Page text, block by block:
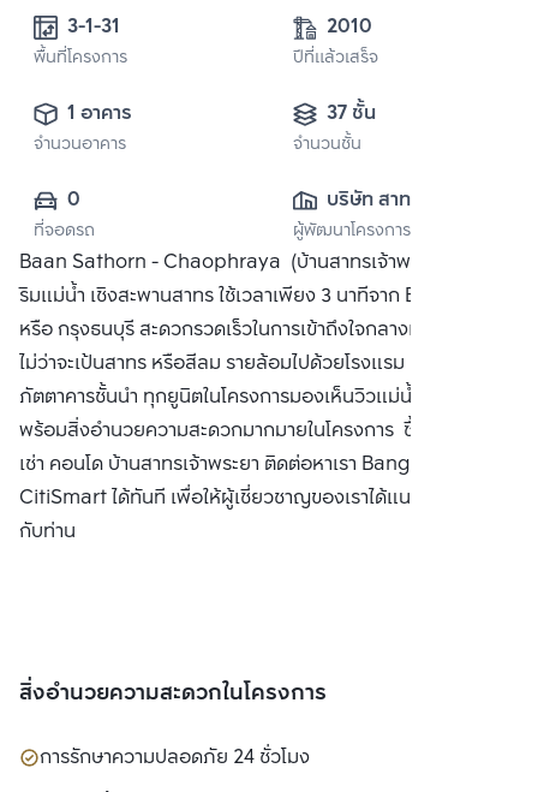
พื้นที่โครงการ
2010
ปีที่แล้วเสร็จ
1 อาคาร
จำนวนอาคาร
37 ชั้น
จำนวนชั้น
0
ที่จอดรถ
บริษัท สาทร
เจ้าพระยา อาเคเดีย
จำกัด
ผู้พัฒนาโครงการ
Baan Sathorn - Chaophraya (บ้านสาทรเจ้าพระยา) คอนโด
ริมแม่น้ำ เชิงสะพานสาทร ใช้เวลาเพียง 3 นาทีจาก BTS ตากสิน
หรือ กรุงธนบุรี สะดวกรวดเร็วในการเข้าถึงใจกลางแหล่งธุรกิจ
ไม่ว่าจะเป้นสาทร หรือสีลม รายล้อมไปด้วยโรงแรม 5 ดาว และ
ภัตตาคารชั้นนำ ทุกยูนิตในโครงการมองเห็นวิวแม่น้ำ ทั้ง 2 ฝั่งน้ำ
พร้อมสิ่งอำนวยความสะดวกมากมายในโครงการ ซื้อ ขาย หรือ
เช่า คอนโด บ้านสาทรเจ้าพระยา ติดต่อหาเรา Bangkok
CitiSmart ได้ทันที เพื่อให้ผู้เชี่ยวชาญของเราได้แนะนำคอนโดให้
กับท่าน
สิ่งอำนวยความสะดวกในโครงการ
การรักษาความปลอดภัย 24 ชั่วโมง